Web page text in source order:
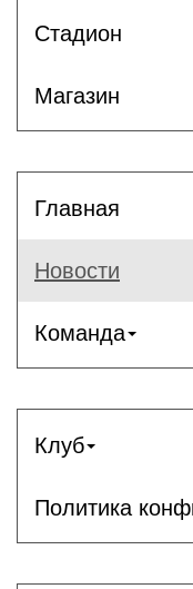
Стадион
Магазин
Главная
Новости
Команда
Клуб
Политика